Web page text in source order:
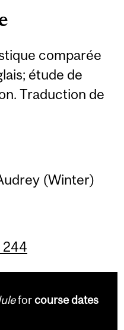
comparée
étude de
Traduction de
(Winter)
244
forcourse dates